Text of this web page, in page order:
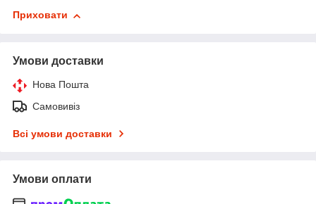
Приховати
Умови доставки
Нова Пошта
Самовивіз
Всі умови доставки
Умови оплати